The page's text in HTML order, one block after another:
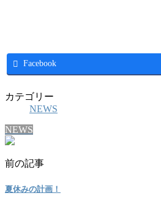
Facebook
カテゴリー
NEWS
NEWS
前の記事
夏休みの計画！